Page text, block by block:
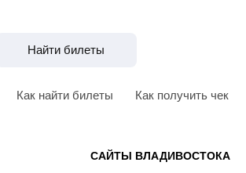
Найти билеты
Как найти билеты Как получить чек
САЙТЫ ВЛАДИВОСТОКА